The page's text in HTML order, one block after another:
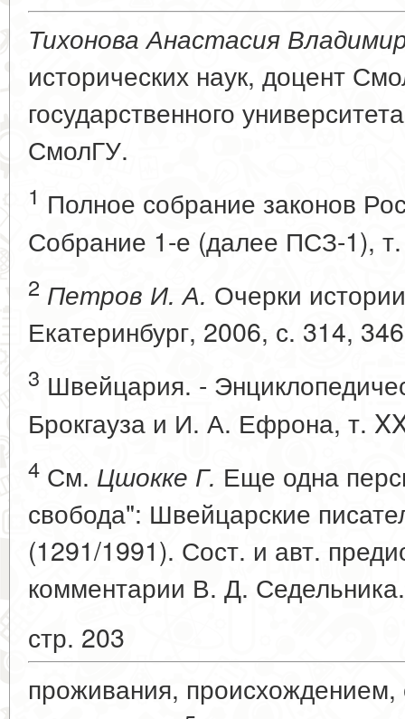
Тихонова Анастасия
исторических наук, доцент
государственного
СмолГУ.
1 Полное собрание законов
Собрание 1-е (далее ПСЗ-1),
2 Петров И. А. Очерки
Екатеринбург, 2006, с. 314,
3 Швейцария. -
Брокгауза и И. А. Ефрона, т.
4 См. Цшокке Г. Еще одна
свобода": Швейцарские
(1291/1991). Сост. и авт.
комментарии В. Д.
стр. 203
проживания,